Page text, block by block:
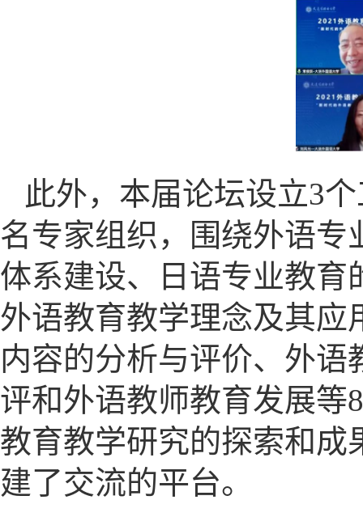
此外，本届论坛设立3
名专家组织，围绕外语
体系建设、日语专业教育
外语教育教学理念及其应
内容的分析与评价、外
评和外语教师教育发展等8
教育教学研究的探索和成
建了交流的平台。